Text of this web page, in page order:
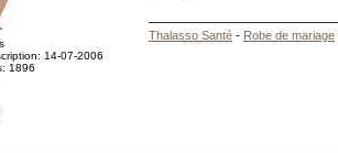
14-07-2006
1896
Thalasso Santé - Robe de mariage